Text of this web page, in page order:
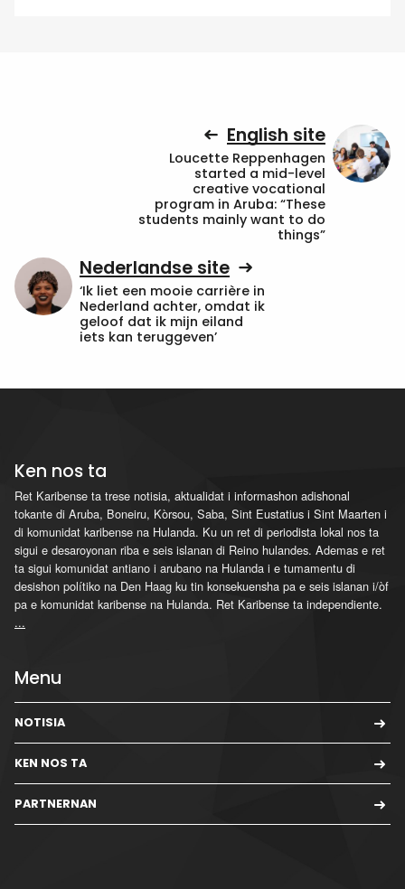
English site
Loucette Reppenhagen
started a mid-level
creative vocational
program in Aruba: “These
students mainly want to do
things”
Nederlandse site
‘Ik liet een mooie carrière in
Nederland achter, omdat ik
geloof dat ik mijn eiland
iets kan teruggeven’
Ken nos ta
Ret Karibense ta trese notisia, aktualidat i informashon adishonal
tokante di Aruba, Boneiru, Kòrsou, Saba, Sint Eustatius i Sint Maarten i
di komunidat karibense na Hulanda. Ku un ret di periodista lokal nos ta
sigui e desaroyonan riba e seis islanan di Reino hulandes. Ademas e ret
ta sigui komunidat antiano i arubano na Hulanda i e tumamentu di
desishon polítiko na Den Haag ku tin konsekuensha pa e seis islanan i/òf
pa e komunidat karibense na Hulanda. Ret Karibense ta independiente.
...
Menu
NOTISIA
KEN NOS TA
PARTNERNAN